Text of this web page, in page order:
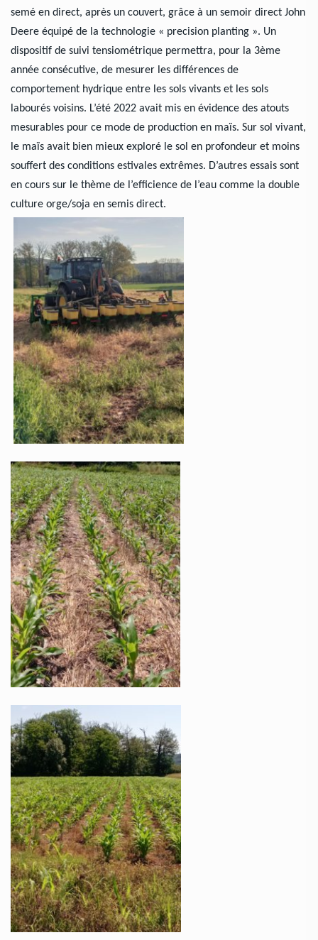
semé en direct, après un couvert, grâce à un semoir direct John
Deere équipé de la technologie « precision planting ». Un
dispositif de suivi tensiométrique permettra, pour la 3ème
année consécutive, de mesurer les différences de
comportement hydrique entre les sols vivants et les sols
labourés voisins. L’été 2022 avait mis en évidence des atouts
mesurables pour ce mode de production en maïs. Sur sol vivant,
le maïs avait bien mieux exploré le sol en profondeur et moins
souffert des conditions estivales extrêmes. D’autres essais sont
en cours sur le thème de l’efficience de l’eau comme la double
culture orge/soja en semis direct.